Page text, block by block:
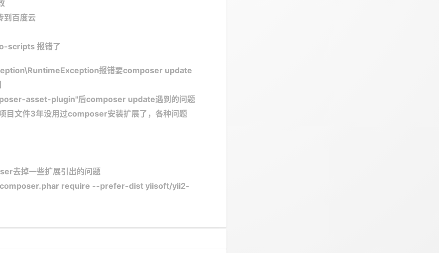
百度云
scripts 报错了
报错要composer update
asset-plugin"后composer update遇到的问题
文件3年没用过composer安装扩展了，各种问题
去掉一些扩展引出的问题
composer.phar require --prefer-dist yiisoft/yii2-